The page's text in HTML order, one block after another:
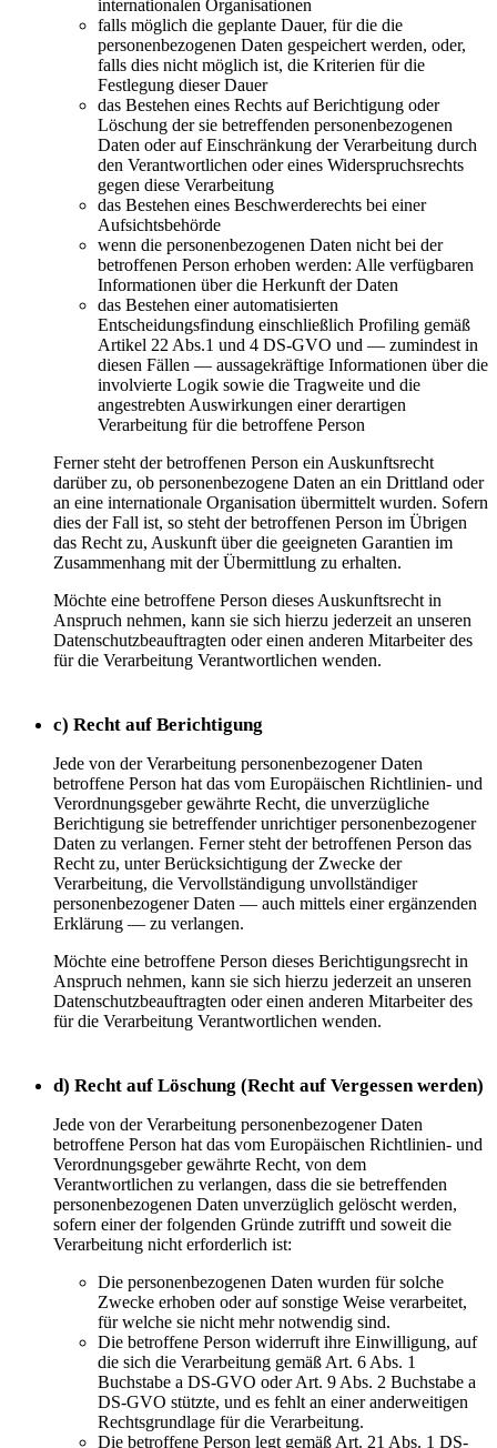
internationalen Organisationen
falls möglich die geplante Dauer, für die die
personenbezogenen Daten gespeichert werden, oder,
falls dies nicht möglich ist, die Kriterien für die
Festlegung dieser Dauer
das Bestehen eines Rechts auf Berichtigung oder
Löschung der sie betreffenden personenbezogenen
Daten oder auf Einschränkung der Verarbeitung durch
den Verantwortlichen oder eines Widerspruchsrechts
gegen diese Verarbeitung
das Bestehen eines Beschwerderechts bei einer
Aufsichtsbehörde
wenn die personenbezogenen Daten nicht bei der
betroffenen Person erhoben werden: Alle verfügbaren
Informationen über die Herkunft der Daten
das Bestehen einer automatisierten
Entscheidungsfindung einschließlich Profiling gemäß
Artikel 22 Abs.1 und 4 DS-GVO und — zumindest in
diesen Fällen — aussagekräftige Informationen über die
involvierte Logik sowie die Tragweite und die
angestrebten Auswirkungen einer derartigen
Verarbeitung für die betroffene Person
Ferner steht der betroffenen Person ein Auskunftsrecht
darüber zu, ob personenbezogene Daten an ein Drittland oder
an eine internationale Organisation übermittelt wurden. Sofern
dies der Fall ist, so steht der betroffenen Person im Übrigen
das Recht zu, Auskunft über die geeigneten Garantien im
Zusammenhang mit der Übermittlung zu erhalten.
Möchte eine betroffene Person dieses Auskunftsrecht in
Anspruch nehmen, kann sie sich hierzu jederzeit an unseren
Datenschutzbeauftragten oder einen anderen Mitarbeiter des
für die Verarbeitung Verantwortlichen wenden.
c) Recht auf Berichtigung
Jede von der Verarbeitung personenbezogener Daten
betroffene Person hat das vom Europäischen Richtlinien- und
Verordnungsgeber gewährte Recht, die unverzügliche
Berichtigung sie betreffender unrichtiger personenbezogener
Daten zu verlangen. Ferner steht der betroffenen Person das
Recht zu, unter Berücksichtigung der Zwecke der
Verarbeitung, die Vervollständigung unvollständiger
personenbezogener Daten — auch mittels einer ergänzenden
Erklärung — zu verlangen.
Möchte eine betroffene Person dieses Berichtigungsrecht in
Anspruch nehmen, kann sie sich hierzu jederzeit an unseren
Datenschutzbeauftragten oder einen anderen Mitarbeiter des
für die Verarbeitung Verantwortlichen wenden.
d) Recht auf Löschung (Recht auf Vergessen werden)
Jede von der Verarbeitung personenbezogener Daten
betroffene Person hat das vom Europäischen Richtlinien- und
Verordnungsgeber gewährte Recht, von dem
Verantwortlichen zu verlangen, dass die sie betreffenden
personenbezogenen Daten unverzüglich gelöscht werden,
sofern einer der folgenden Gründe zutrifft und soweit die
Verarbeitung nicht erforderlich ist:
Die personenbezogenen Daten wurden für solche
Zwecke erhoben oder auf sonstige Weise verarbeitet,
für welche sie nicht mehr notwendig sind.
Die betroffene Person widerruft ihre Einwilligung, auf
die sich die Verarbeitung gemäß Art. 6 Abs. 1
Buchstabe a DS-GVO oder Art. 9 Abs. 2 Buchstabe a
DS-GVO stützte, und es fehlt an einer anderweitigen
Rechtsgrundlage für die Verarbeitung.
Die betroffene Person legt gemäß Art. 21 Abs. 1 DS-